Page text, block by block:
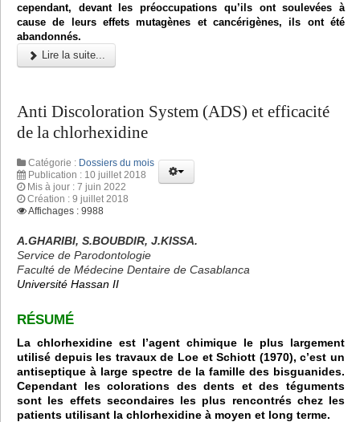
cependant, devant les préoccupations qu’ils ont soulevées à
cause de leurs effets mutagènes et cancérigènes, ils ont été
abandonnés.
Lire la suite...
Anti Discoloration System (ADS) et efficacité
de la chlorhexidine
Catégorie : Dossiers du mois
Publication : 10 juillet 2018
Mis à jour : 7 juin 2022
Création : 9 juillet 2018
Affichages : 9988
A.GHARIBI, S.BOUBDIR, J.KISSA.
Service de Parodontologie
Faculté de Médecine Dentaire de Casablanca
Université Hassan II
RÉSUMÉ
La chlorhexidine est l’agent chimique le plus largement
utilisé depuis les travaux de Loe et Schiott (1970), c’est un
antiseptique à large spectre de la famille des bisguanides.
Cependant les colorations des dents et des téguments
sont les effets secondaires les plus rencontrés chez les
patients utilisant la chlorhexidine à moyen et long terme.